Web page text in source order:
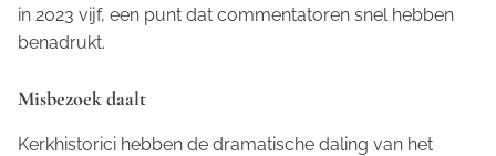
in 2023 vijf, een punt dat commentatoren snel hebben
benadrukt.
Misbezoek daalt
Kerkhistorici hebben de dramatische daling van het